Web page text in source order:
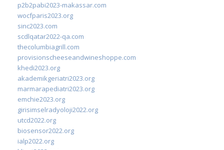
p2b2pabi2023-makassar.com
wocfparis2023.org
sinc2023.com
scdlqatar2022-qa.com
thecolumbiagrill.com
provisionscheeseandwineshoppe.com
khedi2023.org
akademikgeriatri2023.org
marmarapediatri2023.org
emchie2023.org
girisimselradyoloji2022.org
utcd2022.org
biosensor2022.org
ialp2022.org